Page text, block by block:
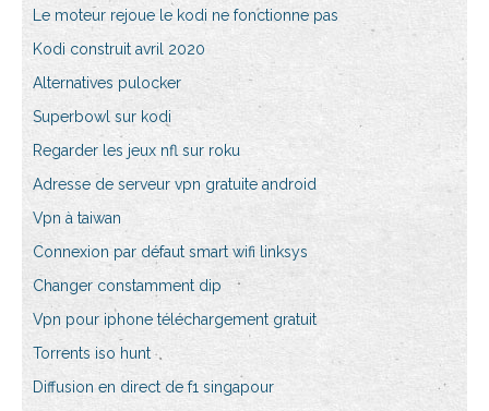
Le moteur rejoue le kodi ne fonctionne pas
Kodi construit avril 2020
Alternatives pulocker
Superbowl sur kodi
Regarder les jeux nfl sur roku
Adresse de serveur vpn gratuite android
Vpn à taiwan
Connexion par défaut smart wifi linksys
Changer constamment dip
Vpn pour iphone téléchargement gratuit
Torrents iso hunt
Diffusion en direct de f1 singapour